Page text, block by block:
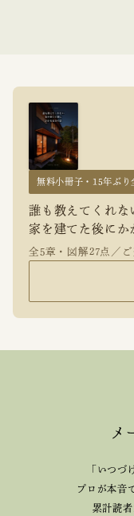
無料小冊子・15年ぶり
誰も教えてくれな
家を建てた後にか
全5章・図解27点／
メ
「いつづ
プロが本音
累計読